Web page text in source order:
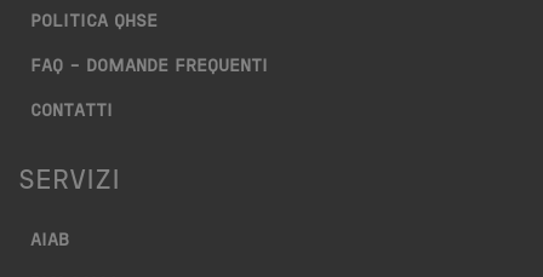
POLITICA QHSE
FAQ – DOMANDE FREQUENTI
CONTATTI
SERVIZI
AIAB